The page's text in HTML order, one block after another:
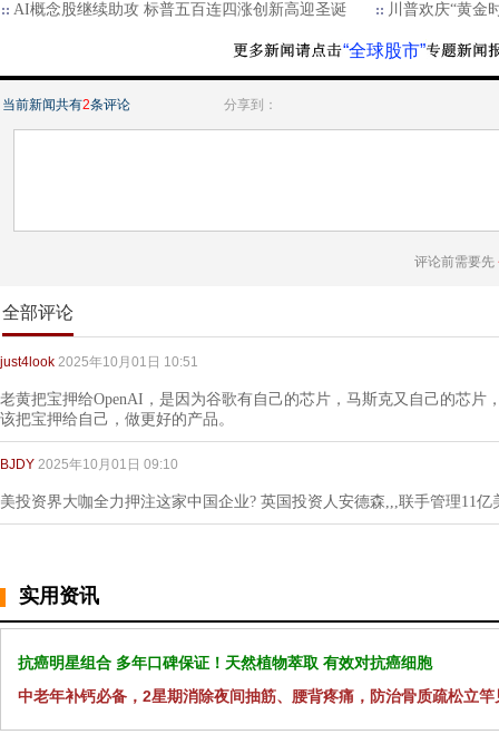
AI概念股继续助攻 标普五百连四涨创新高迎圣诞
川普欢庆“黄金
“全球股市”
当前新闻共有2条评论 分享到：
评论前需要先
全部评论
just4look 2025年10月01日 10:51
老黄把宝押给OpenAI，是因为谷歌有自己的芯片，马斯克又自己的芯片
该把宝押给自己，做更好的产品。
BJDY 2025年10月01日 09:10
美投资界大咖全力押注这家中国企业? 英国投资人安德森,,,联手管理11
实用资讯
抗癌明星组合 多年口碑保证！天然植物萃取 有效对抗癌细胞
中老年补钙必备，2星期消除夜间抽筋、腰背疼痛，防治骨质疏松立竿